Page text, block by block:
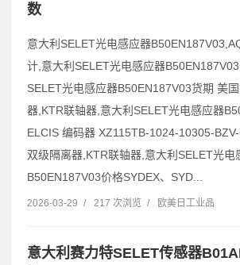
数
意大利SELET光电感应器
计,意大利SELET光电感应器
SELET光电感应器B50EN187V03货期 美
器,KTR联轴器,意大利SELET光电感应器
ELCIS 编码器 XZ115TB-1024-10305-
双级隔离器,KTR联轴器,意大利SELET光电
B50EN187V03价格SYDEX、SYD...
2026-03-29 / 217 次浏览 / 欧美日工业品
意大利赛力特SELET传感器